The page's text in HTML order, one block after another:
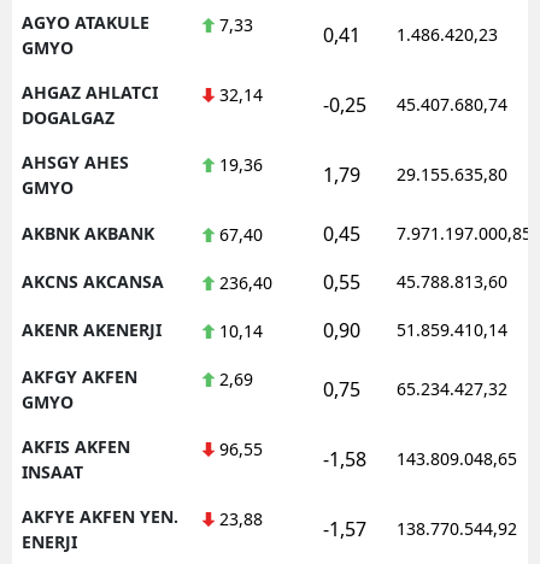
AGYO ATAKULE
GMYO
7,33 0,41 1.486.420,23
AHGAZ AHLATCI
DOGALGAZ
32,14 -0,25 45.407.680,74
AHSGY AHES
GMYO
19,36 1,79 29.155.635,80
AKBNK AKBANK 67,40 0,45 7.971.197.000,85
AKCNS AKCANSA 236,40 0,55 45.788.813,60
AKENR AKENERJI 10,14 0,90 51.859.410,14
AKFGY AKFEN
GMYO
2,69 0,75 65.234.427,32
AKFIS AKFEN
INSAAT
96,55 -1,58 143.809.048,65
AKFYE AKFEN YEN.
ENERJI
23,88 -1,57 138.770.544,92